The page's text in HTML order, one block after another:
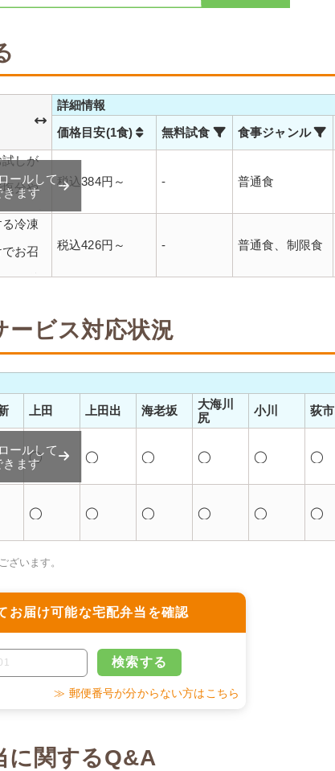
詳細情報
価格目安(1食)
無料試食 食事ジャンル
試しが
塩分や
使わず
飽き
税込384円～ - 普通食
冷凍
お召
理栄
税込426円～ - 普通食、制限食
ールして
きます
ービス対応状況
上田 上田出 海老坂
大海川
尻
小川 荻市
◯ ◯ ◯ ◯ ◯ ◯
◯ ◯ ◯ ◯ ◯ ◯
ールして
きます
います。
お届け可能な宅配弁当を確認
検索する
≫ 郵便番号が分からない方はこちら
に関するQ&A